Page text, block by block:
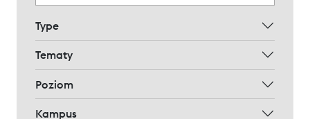
Type
Tematy
Poziom
Kampus